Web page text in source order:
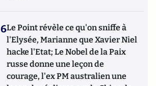
6Le Point révèle ce qu'on sniffe à
l'Elysée, Marianne que Xavier Niel
hacke l'Etat; Le Nobel de la Paix
russe donne une leçon de
courage, l'ex PM australien une